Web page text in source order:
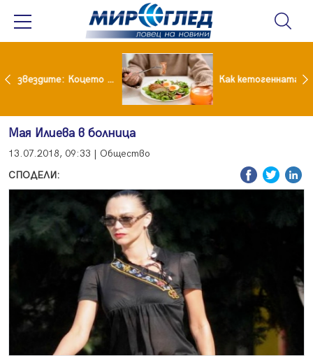
Къде живеят БГ звездите: Коцето с дворец, Лозанова с имение, Миро с дом за над 2 млн. евро Как кетогенната диета се отразява на някои психични разстройства
Мая Илиева в болница
13.07.2018, 09:33 | Общество
СПОДЕЛИ: